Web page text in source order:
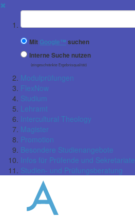
✖
Suchbegriff
Mit Google™ suchen
Interne Suche nutzen
(eingeschränkte Ergebnisqualität)
Modulprüfungen
FlexNow
Studium
Lehramt
Intercultural Theology
Magister
Promotion
Besondere Studienangebote
Infos für Prüfende und Sekretariate
Studien- und Prüfungsberatung